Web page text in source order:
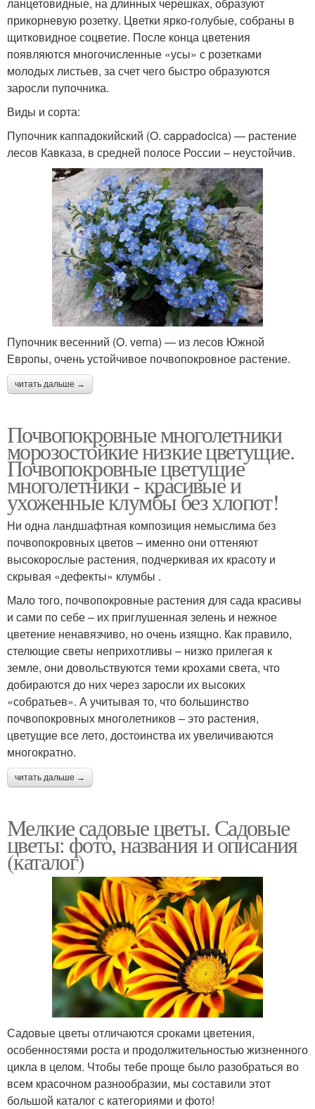
прикорневую розетку. Цветки ярко-голубые, собраны в
щитковидное соцветие. После конца цветения
появляются многочисленные «усы» с розетками
молодых листьев, за счет чего быстро образуются
заросли пупочника.
Виды и сорта:
Пупочник каппадокийский (O. cappadocica) — растение
лесов Кавказа, в средней полосе России – неустойчив.
Пупочник весенний (O. verna) — из лесов Южной
Европы, очень устойчивое почвопокровное растение.
читать дальше →
Почвопокровные многолетники
морозостойкие низкие цветущие.
Почвопокровные цветущие
многолетники - красивые и
ухоженные клумбы без хлопот!
Ни одна ландшафтная композиция немыслима без
почвопокровных цветов – именно они оттеняют
высокорослые растения, подчеркивая их красоту и
скрывая «дефекты» клумбы .
Мало того, почвопокровные растения для сада красивы
и сами по себе – их приглушенная зелень и нежное
цветение ненавязчиво, но очень изящно. Как правило,
стелющие светы неприхотливы – низко прилегая к
земле, они довольствуются теми крохами света, что
добираются до них через заросли их высоких
«собратьев». А учитывая то, что большинство
почвопокровных многолетников – это растения,
цветущие все лето, достоинства их увеличиваются
многократно.
читать дальше →
Мелкие садовые цветы. Садовые
цветы: фото, названия и описания
(каталог)
Садовые цветы отличаются сроками цветения,
особенностями роста и продолжительностью жизненного
цикла в целом. Чтобы тебе проще было разобраться во
всем красочном разнообразии, мы составили этот
большой каталог с категориями и фото!